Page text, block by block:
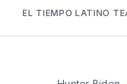
EL TIEMPO LATINO